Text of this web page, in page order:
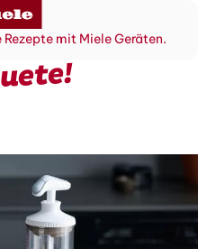
mit Miele Geräten.